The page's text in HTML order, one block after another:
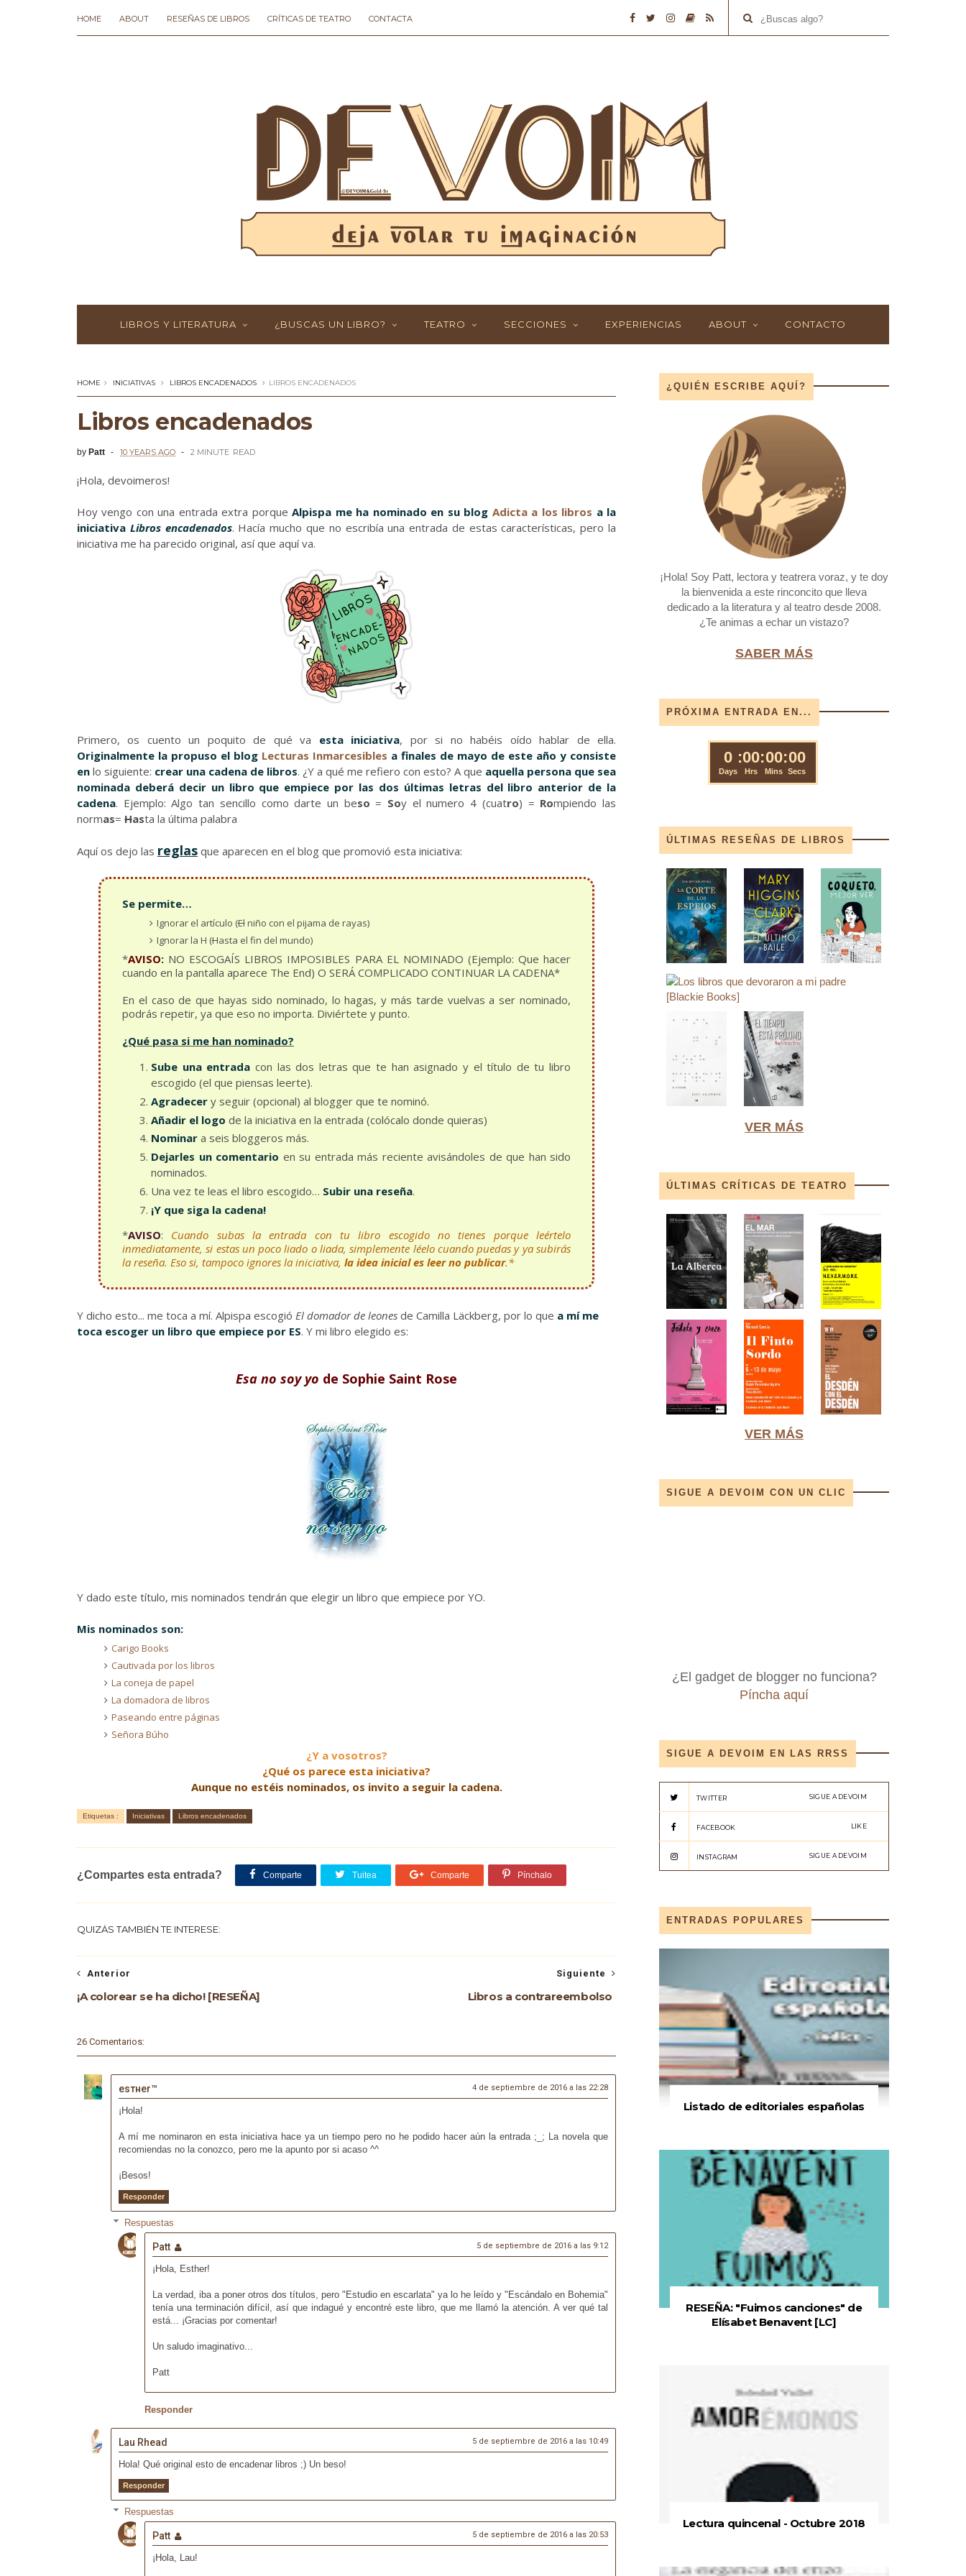
HOME ABOUT RESEÑAS DE LIBROS CRÍTICAS DE TEATRO CONTACTA
LIBROS Y LITERATURA ¿BUSCAS UN LIBRO? TEATRO SECCIONES EXPERIENCIAS ABOUT CONTACTO
HOME INICIATIVAS LIBROS ENCADENADOS LIBROS ENCADENADOS
Libros encadenados
by Patt 10 YEARS AGO 2 MINUTE READ
¡Hola, devoimeros!
Hoy vengo con una entrada extra porqueAlpispa me ha nominado en su blog Adicta a los libros a la
iniciativa Libros encadenados. Hacía mucho que no escribía una entrada de estas características, pero la
iniciativa me ha parecido original, así que aquí va.
Primero, os cuento un poquito de qué va esta iniciativa, por si no habéis oído hablar de ella.
Originalmente la propuso el blog Lecturas Inmarcesibles a finales de mayo de este año y consiste
en lo siguiente: crear una cadena de libros. ¿Y a qué me refiero con esto? A que aquella persona que sea
nominada deberá decir un libro que empiece por las dos últimas letras del libro anterior de la
cadena. Ejemplo: Algo tan sencillo como darte un beso = Soy el numero 4 (cuatro) = Rompiendo las
normas= Hasta la última palabra
Aquí os dejo las reglas que aparecen en el blog que promovió esta iniciativa:
Se permite…
Ignorar el artículo (Elniño con el pijama de rayas)
Ignorar la H (Hasta el fin del mundo)
*AVISO: NO ESCOGAÍS LIBROS IMPOSIBLES PARA EL NOMINADO (Ejemplo: Que hacer
cuando en la pantalla aparece The End) O SERÁ COMPLICADO CONTINUAR LA CADENA*
En el caso de que hayas sido nominado, lo hagas, y más tarde vuelvas a ser nominado,
podrás repetir, ya que eso no importa. Diviértete y punto.
¿Qué pasa si me han nominado?
Sube una entrada con las dos letras que te han asignado y el título de tu libro
escogido (el que piensas leerte).
Agradecer y seguir (opcional) al blogger que te nominó.
Añadir el logo de la iniciativa en la entrada (colócalo donde quieras)
Nominar a seis bloggeros más.
Dejarles un comentario en su entrada más reciente avisándoles de que han sido
nominados.
Una vez te leas el libro escogido… Subir una reseña.
¡Y que siga la cadena!
*AVISO: Cuando subas la entrada con tu libro escogido no tienes porque leértelo
inmediatamente, si estas un poco liado o liada, simplemente léelo cuando puedas y ya subirás
la reseña. Eso si, tampoco ignores la iniciativa, la idea inicial es leer no publicar.*
Y dicho esto... me toca a mí. Alpispa escogió El domador de leones de Camilla Läckberg, por lo que a mí me
toca escoger un libro que empiece por ES. Y mi libro elegido es:
Esa no soy yo de Sophie Saint Rose
Y dado este título, mis nominados tendrán que elegir un libro que empiece por YO.
Mis nominados son:
Carigo Books
Cautivada por los libros
La coneja de papel
La domadora de libros
Paseando entre páginas
Señora Búho
¿Y a vosotros?
¿Qué os parece esta iniciativa?
Aunque no estéis nominados, os invito a seguir la cadena.
Etiquetas : Iniciativas Libros encadenados
¿Compartes esta entrada? Comparte Tuitea Comparte Pínchalo
QUIZÁS TAMBIÉN TE INTERESE:
Siguiente
Libros a contrareembolso
Anterior
¡A colorear se ha dicho! [RESEÑA]
26 Comentarios:
eѕтнer™ 4 de septiembre de 2016 a las 22:28
¡Hola!
A mí me nominaron en esta iniciativa hace ya un tiempo pero no he podido hacer aún la entrada ;_; La novela que
recomiendas no la conozco, pero me la apunto por si acaso ^^
¡Besos!
Responder
Respuestas
Patt 5 de septiembre de 2016 a las 9:12
¡Hola, Esther!
La verdad, iba a poner otros dos títulos, pero "Estudio en escarlata" ya lo he leído y "Escándalo en Bohemia"
tenía una terminación difícil, así que indagué y encontré este libro, que me llamó la atención. A ver qué tal
está... ¡Gracias por comentar!
Un saludo imaginativo...
Patt
Responder
Lau Rhead 5 de septiembre de 2016 a las 10:49
Hola! Qué original esto de encadenar libros ;) Un beso!
Responder
Respuestas
Patt 5 de septiembre de 2016 a las 20:53
¡Hola, Lau!
¿QUIÉN ESCRIBE AQUÍ?
¡Hola! Soy Patt, lectora y teatrera voraz, y te doy
la bienvenida a este rinconcito que lleva
dedicado a la literatura y al teatro desde 2008.
¿Te animas a echar un vistazo?
SABER MÁS
PRÓXIMA ENTRADA EN...
ÚLTIMAS RESEÑAS DE LIBROS
VER MÁS
ÚLTIMAS CRÍTICAS DE TEATRO
VER MÁS
SIGUE A DEVOIM CON UN CLIC
¿El gadget de blogger no funciona?
Píncha aquí
SIGUE A DEVOIM EN LAS RRSS
TWITTER SIGUE A DEVOIM
FACEBOOK LIKE
INSTAGRAM SIGUE A DEVOIM
ENTRADAS POPULARES
Listado de editoriales españolas
RESEÑA: "Fuimos canciones" de
Elísabet Benavent [LC]
Lectura quincenal - Octubre 2018